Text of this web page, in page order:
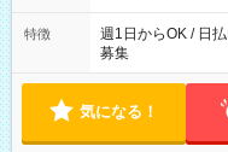
特徴
週1日からOK / 日
募集
気になる！